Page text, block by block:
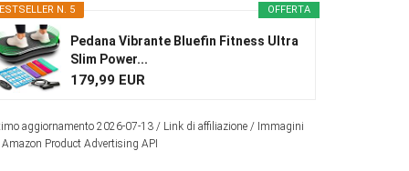
OFFERTA
N. 5
Pedana Vibrante Bluefin Fitness Ultra
Slim Power...
179,99 EUR
aggiornamento 2026-07-13 / Link di affiliazione / Immagini
Amazon Product Advertising API